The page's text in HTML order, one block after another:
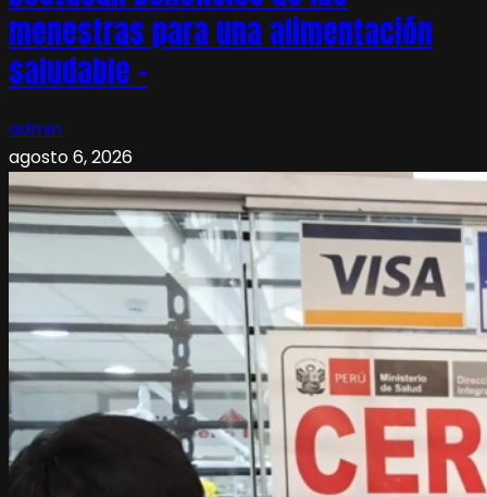
menestras para una alimentación
saludable –
admin
agosto 6, 2026